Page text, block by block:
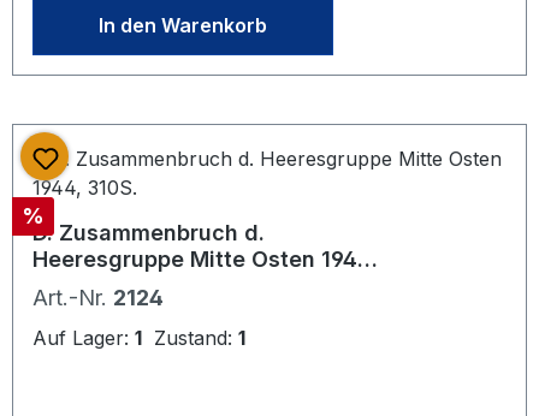
Messerschmitt BF 109 anzugreifen. 2.
Seiten
In den Warenkorb
Rabatt
%
D. Zusammenbruch d.
Heeresgruppe Mitte Osten 1944,
310S.
Art.-Nr. 2124
Auf Lager: 1 Zustand: 1